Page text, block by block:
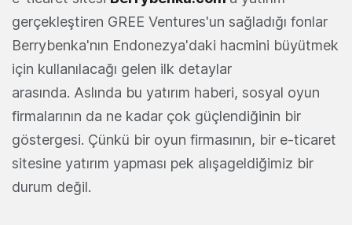
gerçekleştiren GREE Ventures'un sağladığı fonlar
Berrybenka'nın Endonezya'daki hacmini büyütmek
için kullanılacağı gelen ilk detaylar
arasında. Aslında bu yatırım haberi, sosyal oyun
firmalarının da ne kadar çok güçlendiğinin bir
göstergesi. Çünkü bir oyun firmasının, bir e-ticaret
sitesine yatırım yapması pek alışageldiğimiz bir
durum değil.